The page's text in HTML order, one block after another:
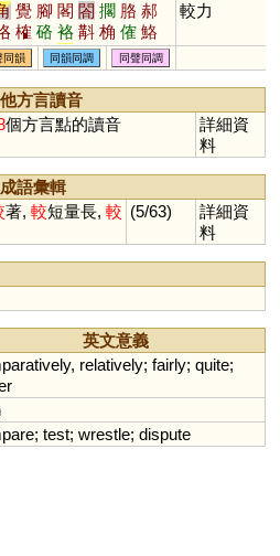
覺 腳 閣 閤 擱 胳 郝
榷 硌 袼 斠 桷 傕 鮥
虼 捔 玨
較力
同韻 同韻同調 同聲同調
方言讀音
個方言點的讀音
詳細資
料
成語彙輯
著, 較短量長, 較 (5/63)
詳細資
料
英文意義
, relatively; fairly; quite;
; test; wrestle; dispute